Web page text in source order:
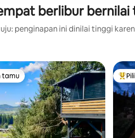
berlibur
penginapan ini dinilai tinggi
terpopuler
tamu